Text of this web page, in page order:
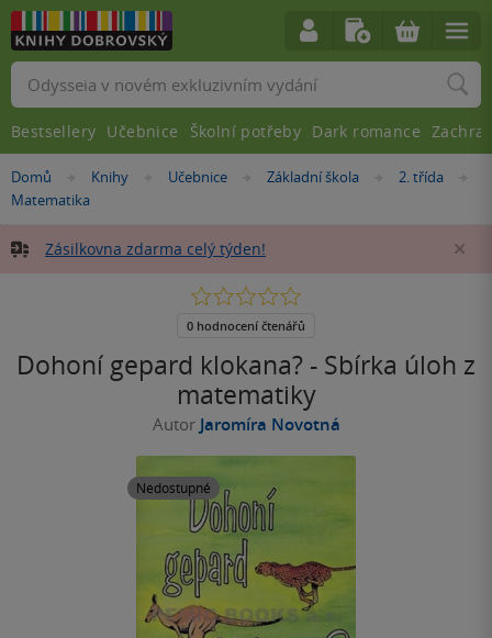
Nacházíte
se
Domů »Knihy »
Učebnice »
Základní škola »
2. třída
Matematika
Zásilkovna zdarma celý týden!
Dohoní gepard klokana? - Sbírka úloh z
matematiky
Autor Jaromíra Novotná
Nedostupné
0.0
5
0 hodnocení čtenářů
Vyhledávání
Bestsellery Učebnice Školní potřeby Dark romance